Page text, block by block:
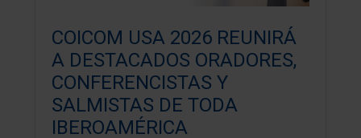
COICOM USA 2026 REUNIRÁ
A DESTACADOS ORADORES,
CONFERENCISTAS Y
SALMISTAS DE TODA
IBEROAMÉRICA